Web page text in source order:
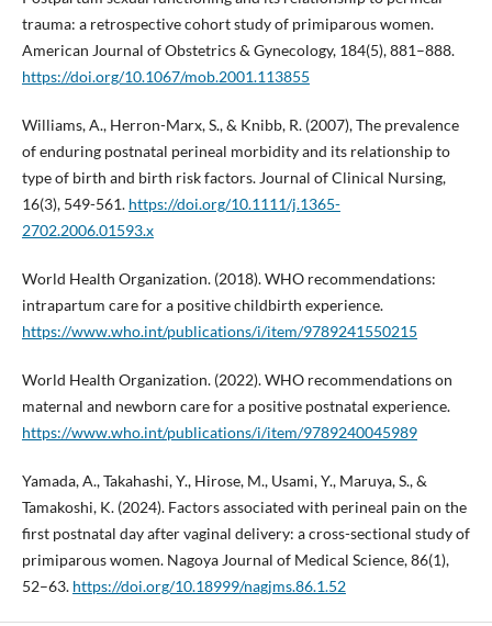
trauma: a retrospective cohort study of primiparous women.
American Journal of Obstetrics & Gynecology, 184(5), 881–888.
https://doi.org/10.1067/mob.2001.113855
Williams, A., Herron-Marx, S., & Knibb, R. (2007), The prevalence
of enduring postnatal perineal morbidity and its relationship to
type of birth and birth risk factors. Journal of Clinical Nursing,
16(3), 549-561. https://doi.org/10.1111/j.1365-
2702.2006.01593.x
World Health Organization. (2018). WHO recommendations:
intrapartum care for a positive childbirth experience.
https://www.who.int/publications/i/item/9789241550215
World Health Organization. (2022). WHO recommendations on
maternal and newborn care for a positive postnatal experience.
https://www.who.int/publications/i/item/9789240045989
Yamada, A., Takahashi, Y., Hirose, M., Usami, Y., Maruya, S., &
Tamakoshi, K. (2024). Factors associated with perineal pain on the
first postnatal day after vaginal delivery: a cross-sectional study of
primiparous women. Nagoya Journal of Medical Science, 86(1),
52–63. https://doi.org/10.18999/nagjms.86.1.52